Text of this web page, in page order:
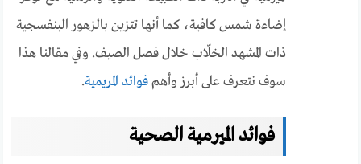
إضاءة شمس كافية، كما أنها تتزين بالزهور البنفسجية
ذات المشهد الخلّاب خلال فصل الصيف. وفي مقالنا هذا
سوف نتعرف على أبرز وأهمفوائد المريمية.
فوائد الميرمية الصحية